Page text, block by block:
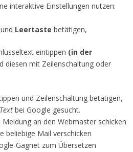
interaktive Einstellungen nutzen:
und Leertaste betätigen,
eintippen (in der
diesen mit Zeilenschaltung oder
und Zeilenschaltung betätigen,
Textbei Google gesucht.
Meldung an den Webmaster schicken
beliebige Mail verschicken
Gagnet zum Übersetzen